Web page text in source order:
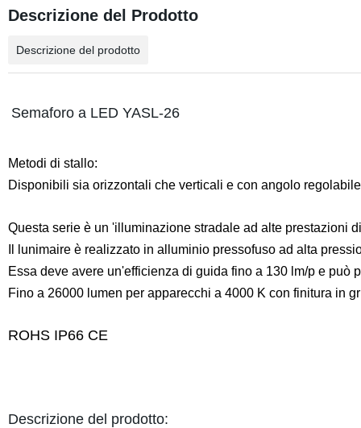
Descrizione del Prodotto
Descrizione del prodotto
Semaforo a LED YASL-26
Metodi di stallo:
Disponibili sia orizzontali che verticali e con angolo regolabile
Questa serie è un 'illuminazione stradale ad alte prestazioni
Il lunimaire è realizzato in alluminio pressofuso ad alta
Essa deve avere un'efficienza di guida fino a 130 lm/p e può
Fino a 26000 lumen per apparecchi a 4000 K con finitura in
ROHS IP66 CE
Descrizione del prodotto: